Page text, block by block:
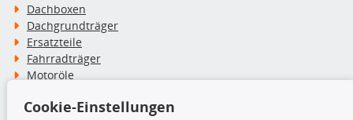
Dachboxen
Dachgrundträger
Ersatzteile
Fahrradträger
Motoröle
Schneeketten
Cookie-Einstellungen